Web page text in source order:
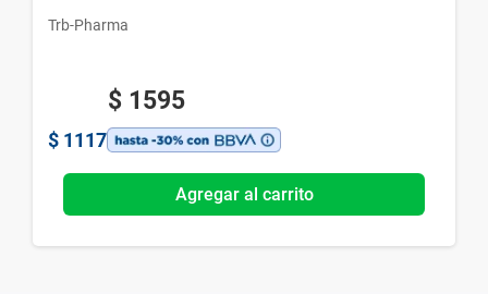
Trb-Pharma
$ 1595
$ 1117
Agregar al carrito